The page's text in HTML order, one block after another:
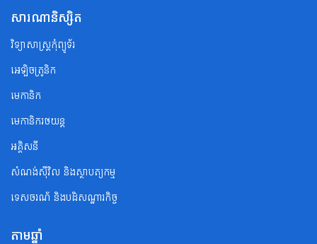
សារណានិស្សិត
វិទ្យាសាស្ត្រកុំព្យូទ័រ
អេឡិចត្រូនិក
មេកានិក
មេកានិករថយន្ត
អគ្គិសនី
សំណង់ស៊ីវិល និងស្ថាបត្យកម្ម
ទេសចរណ័ និងបដិសណ្ឋារកិច្ច
តាមឆ្នាំ